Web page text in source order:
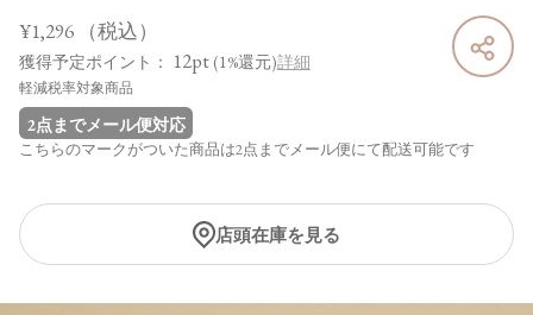
¥1,296（税込）
獲得予定ポイント： 12pt (1%還元)詳細
軽減税率対象商品
2点までメール便対応
こちらのマークがついた商品は2点までメール便にて配送可能です
店頭在庫を見る